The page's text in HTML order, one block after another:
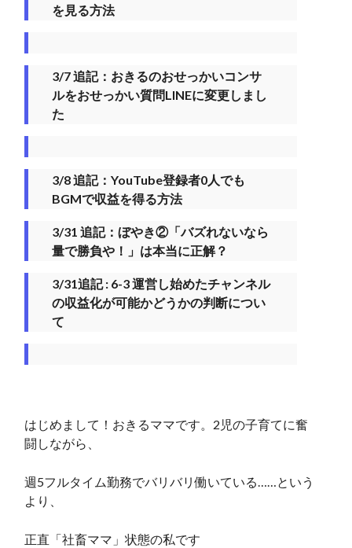
を見る方法
3/7 追記：おきるのおせっかいコンサ
ルをおせっかい質問LINEに変更しまし
た
3/8 追記：YouTube登録者0人でも
BGMで収益を得る方法
3/31 追記：ぼやき②「バズれないなら
量で勝負や！」は本当に正解？
3/31追記 : 6-3 運営し始めたチャンネル
の収益化が可能かどうかの判断につい
て
はじめまして！おきるママです。2児の子育てに奮
闘しながら、
週5フルタイム勤務でバリバリ働いている……という
より、
正直「社畜ママ」状態の私です